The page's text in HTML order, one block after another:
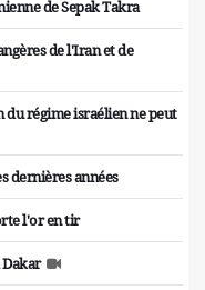
de Sepak Takra
de l'Iran et de
du régime israélien ne peut
dernières années
l'or en tir